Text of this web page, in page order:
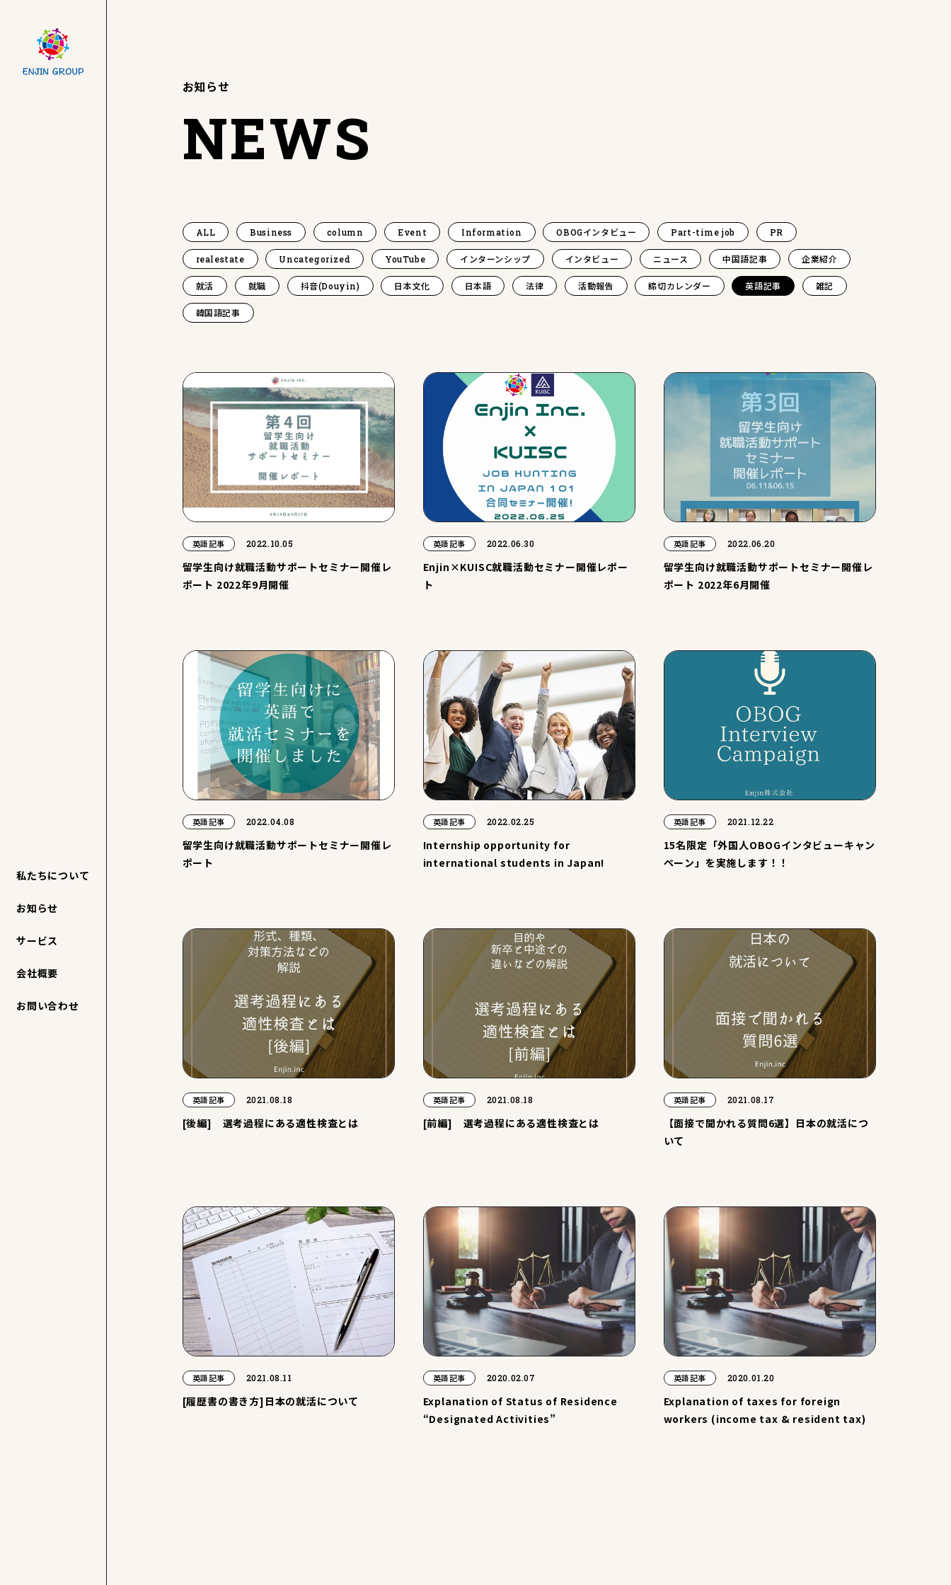
私たちについて
お知らせ
サービス
会社概要
お問い合わせ
お知らせ
NEWS
ALL Business column Event Information OBOGインタビュー Part-time job PR
realestate Uncategorized YouTube インターンシップ インタビュー ニュース 中国語記事 企業紹介
就活 就職 抖音(Douyin) 日本文化 日本語 法律 活動報告 締切カレンダー 英語記事 雑記
韓国語記事
英語記事 2022.10.05
留学生向け就職活動サポートセミナー開催レ
ポート 2022年9月開催
英語記事 2022.06.30
Enjin×KUISC就職活動セミナー開催レポー
ト
英語記事 2022.06.20
留学生向け就職活動サポートセミナー開催レ
ポート 2022年6月開催
英語記事 2022.04.08
留学生向け就職活動サポートセミナー開催レ
ポート
英語記事 2022.02.25
Internship opportunity for
international students in Japan!
英語記事 2021.12.22
15名限定「外国人OBOGインタビューキャン
ペーン」を実施します！！
英語記事 2021.08.18
[後編] 選考過程にある適性検査とは
英語記事 2021.08.18
[前編] 選考過程にある適性検査とは
英語記事 2021.08.17
【面接で聞かれる質問6選】日本の就活につ
いて
英語記事 2021.08.11
[履歴書の書き方]日本の就活について
英語記事 2020.02.07
Explanation of Status of Residence
“Designated Activities”
英語記事 2020.01.20
Explanation of taxes for foreign
workers (income tax & resident tax)